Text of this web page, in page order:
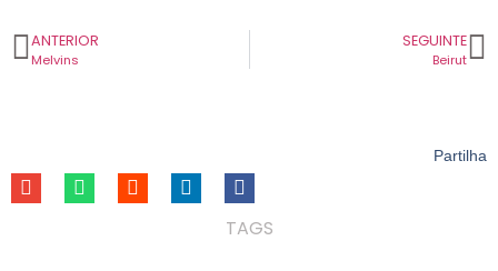
ANTERIOR
Melvins
SEGUINTE
Beirut
Partilha
TAGS